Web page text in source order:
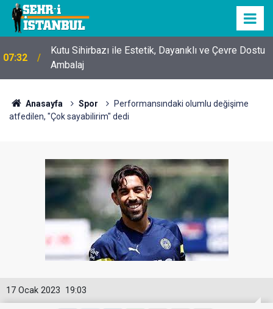
07:32
Kutu Sihirbazı ile Estetik, Dayanıklı ve Çevre Dostu
Ambalaj
Anasayfa Spor
Performansındaki olumlu değişime
atfedilen, "Çok sayabilirim" dedi
19:03
17 Ocak 2023